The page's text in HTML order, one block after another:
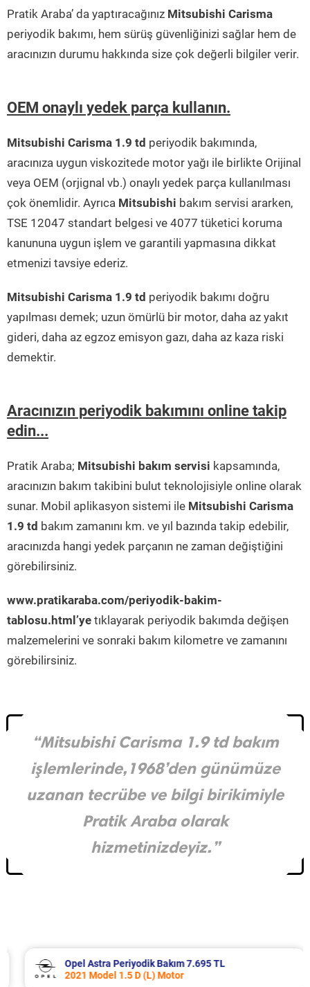
Pratik Araba’ da yaptıracağınız Mitsubishi Carisma
periyodik bakımı, hem sürüş güvenliğinizi sağlar hem de
aracınızın durumu hakkında size çok değerli bilgiler verir.
OEM onaylı yedek parça kullanın.
Mitsubishi Carisma 1.9 td periyodik bakımında,
aracınıza uygun viskozitede motor yağı ile birlikte Orijinal
veya OEM (orjignal vb.) onaylı yedek parça kullanılması
çok önemlidir. Ayrıca Mitsubishi bakım servisi ararken,
TSE 12047 standart belgesi ve 4077 tüketici koruma
kanununa uygun işlem ve garantili yapmasına dikkat
etmenizi tavsiye ederiz.
Mitsubishi Carisma 1.9 td periyodik bakımı doğru
yapılması demek; uzun ömürlü bir motor, daha az yakıt
gideri, daha az egzoz emisyon gazı, daha az kaza riski
demektir.
Aracınızın periyodik bakımını online takip
edin...
Pratik Araba; Mitsubishi bakım servisi kapsamında,
aracınızın bakım takibini bulut teknolojisiyle online olarak
sunar. Mobil aplikasyon sistemi ile Mitsubishi Carisma
1.9 td bakım zamanını km. ve yıl bazında takip edebilir,
aracınızda hangi yedek parçanın ne zaman değiştiğini
görebilirsiniz.
www.pratikaraba.com/periyodik-bakim-
tablosu.html’ye tıklayarak periyodik bakımda değişen
malzemelerini ve sonraki bakım kilometre ve zamanını
görebilirsiniz.
“Mitsubishi Carisma 1.9 td bakım
işlemlerinde,1968’den günümüze
uzanan tecrübe ve bilgi birikimiyle
Pratik Araba olarak
hizmetinizdeyiz.”
Opel Astra Periyodik Bakım 7.695 TL
2021 Model 1.5 D (L) Motor